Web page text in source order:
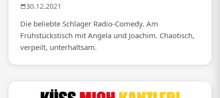
30.12.2021
Die beliebte Schlager Radio-Comedy. Am
Frühstückstisch mit Angela und Joachim. Chaotisch,
verpeilt, unterhaltsam.